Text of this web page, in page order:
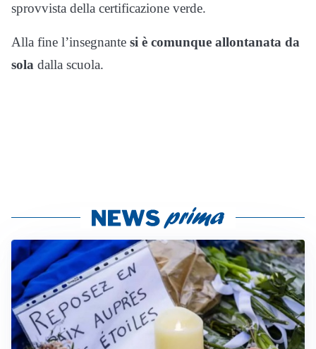
sprovvista della certificazione verde.
Alla fine l’insegnante si è comunque allontanata da
sola dalla scuola.